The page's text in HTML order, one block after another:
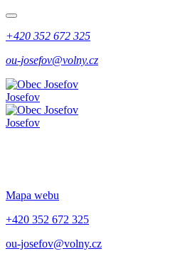
+420 352 672 325
ou-josefov@volny.cz
Josefov
Josefov
Mapa webu
+420 352 672 325
ou-josefov@volny.cz